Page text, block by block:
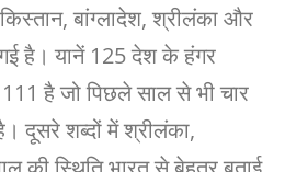
बांग्लादेश, श्रीलंका और
गई है। यानें 125 देश के हंगर
है जो पिछले साल से भी चार
दूसरे शब्दों में श्रीलंका,